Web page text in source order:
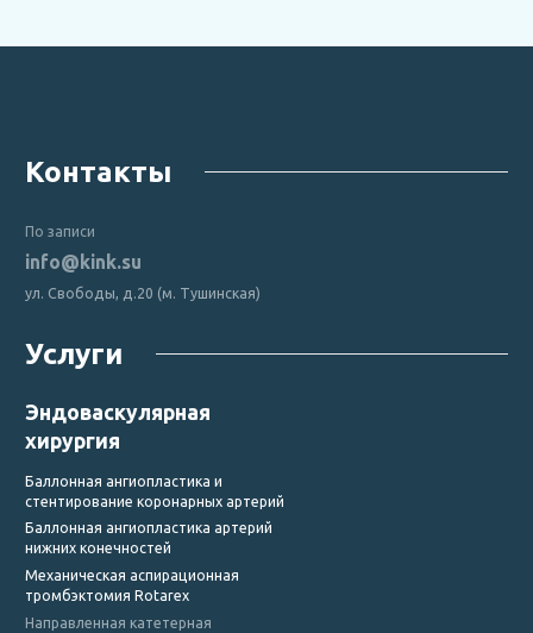
Услуги
Эндоваскулярная
хирургия
Баллонная ангиопластика и
стентирование коронарных артерий
Баллонная ангиопластика артерий
нижних конечностей
Механическая аспирационная
тромбэктомия Rotarex
Направленная катетерная
Контакты
По записи
info@kink.su
ул. Свободы, д.20 (м. Тушинская)